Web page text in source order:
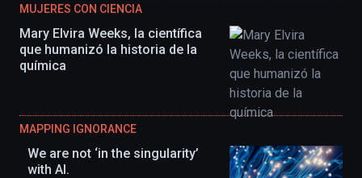
MUJERES CON CIENCIA
Mary Elvira Weeks, la científica
que humanizó la historia de la
química
MAPPING IGNORANCE
We are not ‘in the singularity’
with AI.